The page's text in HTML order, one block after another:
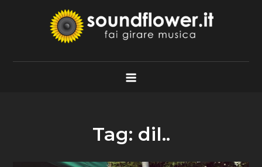
Soundflower.it
Fai Girare Musica
Tag: dil..